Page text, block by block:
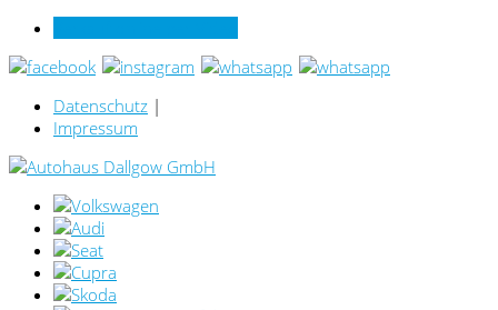
Datenschutz |
Impressum